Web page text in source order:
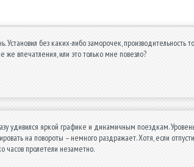
без каких-либо заморочек,
же впечатления, или это только мне повезло?
удивился яркой графике и динамичным поездкам.
на повороты – немного раздражает. Хотя, если
часов пролетели незаметно.